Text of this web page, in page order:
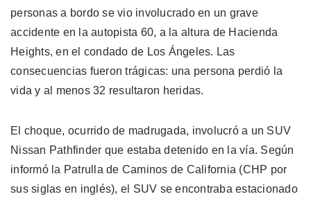
personas a bordo se vio involucrado en un grave
accidente en la autopista 60, a la altura de Hacienda
Heights, en el condado de Los Ángeles. Las
consecuencias fueron trágicas: una persona perdió la
vida y al menos 32 resultaron heridas.
El choque, ocurrido de madrugada, involucró a un SUV
Nissan Pathfinder que estaba detenido en la vía. Según
informó la Patrulla de Caminos de California (CHP por
sus siglas en inglés), el SUV se encontraba estacionado